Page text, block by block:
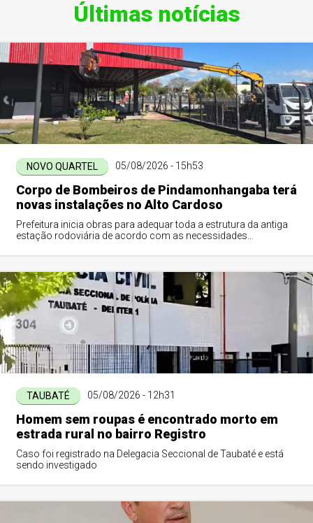
Últimas notícias
NOVO QUARTEL 05/08/2026 - 15h53
Corpo de Bombeiros de Pindamonhangaba terá
novas instalações no Alto Cardoso
Prefeitura inicia obras para adequar toda a estrutura da antiga
estação rodoviária de acordo com as necessidades
TAUBATÉ 05/08/2026 - 12h31
Homem sem roupas é encontrado morto em
estrada rural no bairro Registro
Caso foi registrado na Delegacia Seccional de Taubaté e está
sendo investigado